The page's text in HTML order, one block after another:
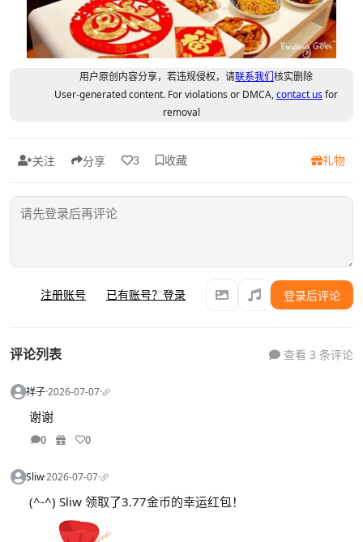
用户原创内容分享，若违规侵权，请联系我们核实删除
User-generated content. For violations or DMCA,contact usfor
removal
关注 分享 3 收藏 礼物
注册账号 已有账号？登录 登录后评论
评论列表 查看 3 条评论
祥子·2026-07-07·
谢谢
0 0
Sliw·2026-07-07·
(^-^) Sliw 领取了3.77金币的幸运红包！